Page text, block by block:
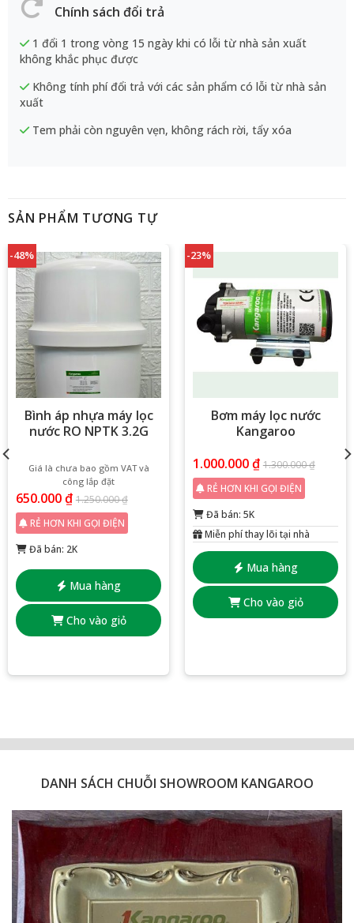
Chính sách đổi trả
1 đổi 1 trong vòng 15 ngày khi có lỗi từ nhà sản xuất
không khắc phục được
Không tính phí đổi trả với các sản phẩm có lỗi từ nhà sản
xuất
Tem phải còn nguyên vẹn, không rách rời, tẩy xóa
SẢN PHẨM TƯƠNG TỰ
-48%
Bình áp nhựa máy lọc
nước RO NPTK 3.2G
Giá là chưa bao gồm VAT và
công lắp đặt
650.000₫ 1.250.000₫
Mua hàng
Cho vào giỏ
RẺ HƠN KHI GỌI ĐIỆN
Đã bán: 2K
-23%
Bơm máy lọc nước
Kangaroo
1.000.000₫ 1.300.000₫
Mua hàng
Cho vào giỏ
RẺ HƠN KHI GỌI ĐIỆN
Đã bán: 5K
Miễn phí thay lõi tại nhà
DANH SÁCH CHUỖI SHOWROOM KANGAROO